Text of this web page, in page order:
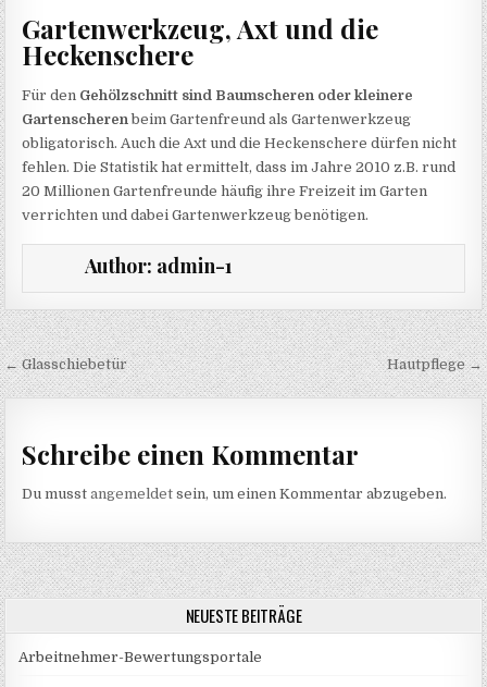
Gartenwerkzeug, Axt und die
Heckenschere
Für den Gehölzschnitt sind Baumscheren oder kleinere
Gartenscheren beim Gartenfreund als Gartenwerkzeug
obligatorisch. Auch die Axt und die Heckenschere dürfen nicht
fehlen. Die Statistik hat ermittelt, dass im Jahre 2010 z.B. rund
20 Millionen Gartenfreunde häufig ihre Freizeit im Garten
verrichten und dabei Gartenwerkzeug benötigen.
Author: admin-1
Beitragsnavigation
← Glasschiebetür Hautpflege →
Schreibe einen Kommentar
Du musstangemeldet sein, um einen Kommentar abzugeben.
NEUESTE BEITRÄGE
Arbeitnehmer-Bewertungsportale